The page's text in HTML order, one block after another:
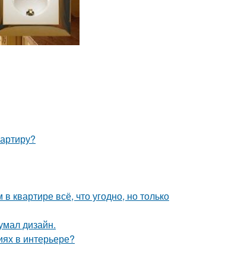
квартире всё, что угодно, но только
дизайн.
в интерьере?